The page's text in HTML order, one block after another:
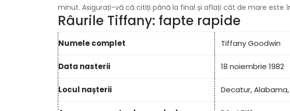
minut. Asigurați-vă că citiți până la final și aflați cât de mare este
Râurile Tiffany: fapte rapide
Numele complet Tiffany Goodwin
Data nasterii 18 noiembrie 1982
Locul nașterii Decatur,